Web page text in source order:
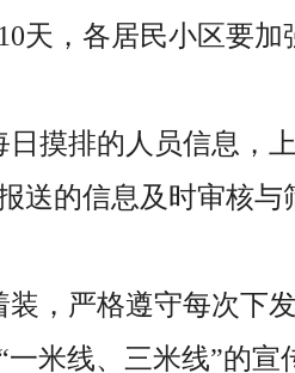
天，各居民小区要加
摸排的人员信息，
送的信息及时审核与
，严格遵守每次下
米线、三米线”的宣